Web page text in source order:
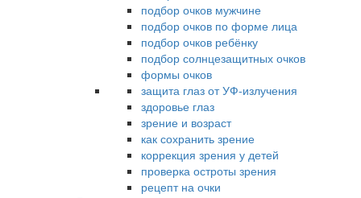
подбор очков мужчине
подбор очков по форме лица
подбор очков ребёнку
подбор солнцезащитных очков
формы очков
защита глаз от УФ-излучения
здоровье глаз
зрение и возраст
как сохранить зрение
коррекция зрения у детей
проверка остроты зрения
рецепт на очки